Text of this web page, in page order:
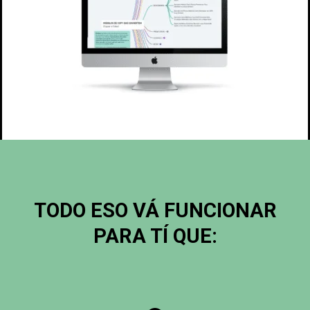
TODO ESO VÁ FUNCIONAR
PARA TÍ QUE: